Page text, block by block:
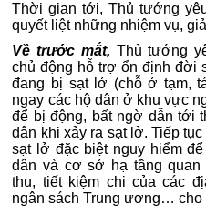
Thời gian tới, Thủ tướng
quyết liệt những nhiệm vụ,
Về trước mắt, Thủ tướng
chủ động hỗ trợ ổn định đời
đang bị sạt lở (chỗ ở tạm,
ngay các hộ dân ở khu vực
để bị động, bất ngờ dẫn tới
dân khi xảy ra sạt lở. Tiếp
sạt lở đặc biệt nguy hiểm
dân và cơ sở hạ tầng quan
thu, tiết kiệm chi của các
ngân sách Trung ương… cho